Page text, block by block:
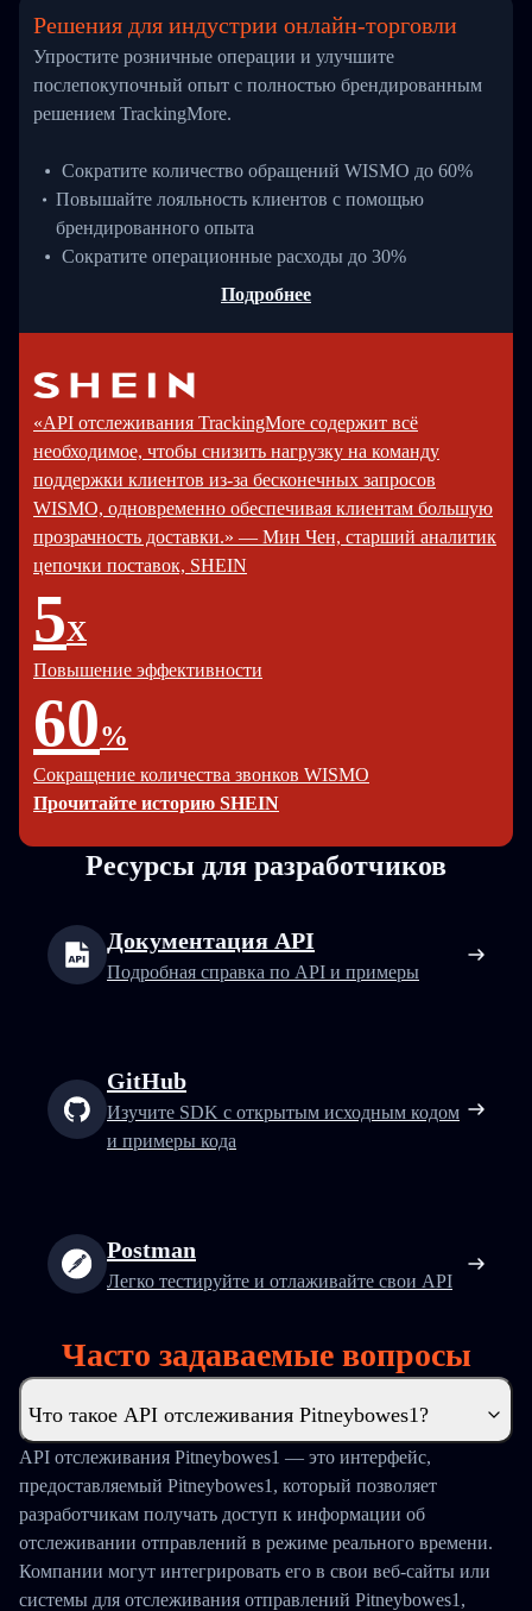
Решения для индустрии онлайн-торговли
Упростите розничные операции и улучшите
послепокупочный опыт с полностью брендированным
решением TrackingMore.
Сократите количество обращений WISMO до 60%
Повышайте лояльность клиентов с помощью
брендированного опыта
Сократите операционные расходы до 30%
Подробнее
«API отслеживания TrackingMore содержит всё
необходимое, чтобы снизить нагрузку на команду
поддержки клиентов из-за бесконечных запросов
WISMO, одновременно обеспечивая клиентам большую
прозрачность доставки.» — Мин Чен, старший аналитик
цепочки поставок, SHEIN
5X
Повышение эффективности
60%
Сокращение количества звонков WISMO
Прочитайте историю SHEIN
Ресурсы для разработчиков
Документация API
Подробная справка по API и примеры
GitHub
Изучите SDK с открытым исходным кодом
и примеры кода
Postman
Легко тестируйте и отлаживайте свои API
Часто задаваемые вопросы
Что такое API отслеживания Pitneybowes1?
API отслеживания Pitneybowes1 — это интерфейс,
предоставляемый Pitneybowes1, который позволяет
разработчикам получать доступ к информации об
отслеживании отправлений в режиме реального времени.
Компании могут интегрировать его в свои веб-сайты или
системы для отслеживания отправлений Pitneybowes1,